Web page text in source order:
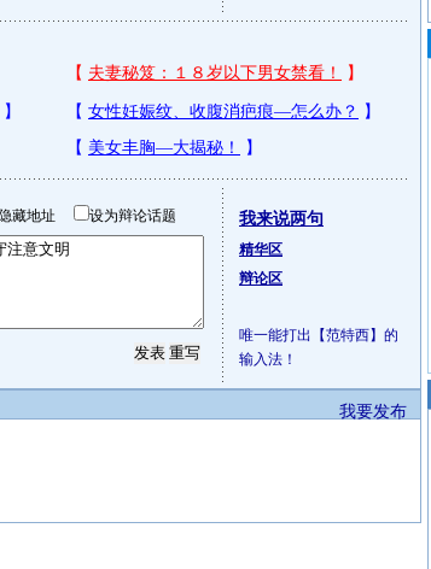
藏地址 设为辩论话题 我来说两句
精华区
辩论区
唯一能打出【范特西】的
输入法！
我要发布